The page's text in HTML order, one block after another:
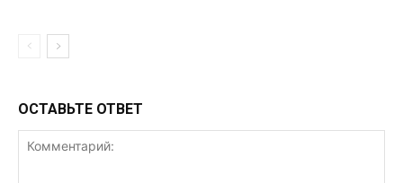
ОСТАВЬТЕ ОТВЕТ